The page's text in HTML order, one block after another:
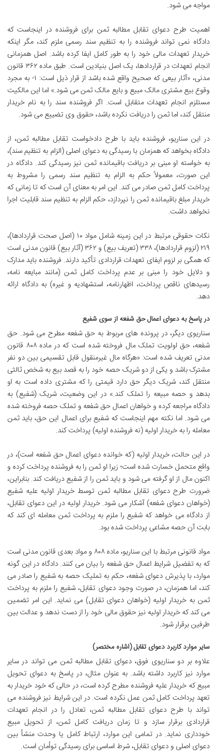
مواجه می شود.
اهمیت طرح دعوای تقابل مطالبه ثمن برای فروشنده در اینجاست که
دادگاه نمی تواند فروشنده را به تنظیم سند رسمی ملزم کند، مگر اینکه
خریدار تعهدات مالی خود را به طور کامل ایفا کرده باشد. اصل همزمانی
انجام تعهدات در قراردادها، یک اصل بنیادین است. طبق ماده ۳۶۲ قانون
مدنی، «آثار بیعی که صحیح واقع شده باشد از قرار ذیل است: ۱- به مجرد
وقوع بیع مشتری مالک مبیع و بایع مالک ثمن می شود.» اما این مالکیت
مستلزم انجام تعهدات متقابل است. اگر فروشنده سند را به نام خریدار
منتقل کند، اما ثمن را دریافت نکرده باشد، حقوق وی تضییع می شود.
در این سناریو، فروشنده باید با طرح دادخواست تقابل مطالبه ثمن، از
دادگاه بخواهد که همزمان با رسیدگی به دعوای اصلی (الزام به تنظیم سند)،
به خواسته او مبنی بر دریافت باقیمانده ثمن نیز رسیدگی کند. دادگاه در
این صورت، معمولاً حکم به الزام به تنظیم سند رسمی را مشروط به
پرداخت کامل ثمن صادر می کند. این امر به معنای آن است که تا زمانی که
خریدار مبلغ باقیمانده ثمن را نپردازد، حکم الزام به تنظیم سند قابلیت اجرا
نخواهد داشت.
نکات حقوقی مرتبط در این زمینه شامل مواد ۱۰ (اصل صحت قراردادها)،
۲۱۹ (لزوم قراردادها)، ۳۳۸ (تعریف بیع) و ۳۶۲ (آثار بیع) قانون مدنی است
که همگی بر لزوم ایفای تعهدات قراردادی تأکید دارند. فروشنده باید مدارک
و دلایل خود را مبنی بر عدم پرداخت کامل ثمن (مانند مبایعه نامه،
رسیدهای ناقص پرداخت، اظهارنامه، استشهادیه و غیره) به دادگاه ارائه
دهد.
در پاسخ به دعوای اعمال حق شفعه از سوی شفیع
سناریوی دیگر، در پرونده های مربوط به حق شفعه مطرح می شود. حق
شفعه، حق اولویت تملک مال فروخته شده است که در ماده ۸۰۸ قانون
مدنی تعریف شده است: «هرگاه مال غیرمنقول قابل تقسیمی بین دو نفر
مشترک باشد و یکی از دو شریک حصه خود را به قصد بیع به شخص ثالثی
منتقل کند، شریک دیگر حق دارد قیمتی را که مشتری داده است به او
بدهد و حصه مبیعه را تملک کند.» در این وضعیت، شریک (شفیع) به
دادگاه مراجعه کرده و خواهان اعمال حق شفعه و تملک حصه فروخته شده
می شود. اما نکته مهم اینجاست که شفیع برای اعمال این حق، باید ثمن
معامله را به خریدار اولیه (نه فروشنده اولیه) پرداخت کند.
در این حالت، خریدار اولیه (که خوانده دعوای اعمال حق شفعه است)، در
واقع متحمل خسارت شده است؛ زیرا او ثمن را به فروشنده پرداخت کرده و
اکنون مال از او گرفته می شود و باید ثمن را از شفیع دریافت کند. بنابراین،
ضرورت طرح دعوای تقابل مطالبه ثمن توسط خریدار اولیه علیه شفیع
(خواهان دعوای شفعه) آشکار می شود. خریدار اولیه در این دعوای تقابل،
از دادگاه می خواهد که شفیع را ملزم به پرداخت ثمن معامله ای کند که
بابت آن حصه مشاعی پرداخت شده بود.
مواد قانونی مرتبط با این سناریو، ماده ۸۰۸ و مواد بعدی قانون مدنی است
که به تفضیل شرایط اعمال حق شفعه را بیان می کنند. دادگاه در این گونه
موارد، با پذیرش دعوای شفعه، حکم به تملیک حصه به شفیع را صادر می
کند، اما همزمان، در صورت وجود دعوای تقابل، شفیع را ملزم به پرداخت
ثمن به خریدار اولیه (خواهان دعوای تقابل) می نماید. این امر تضمین
می کند که خریدار اولیه نیز حقوق مالی خود را از دست ندهد و عدالت بین
طرفین برقرار شود.
سایر موارد کاربرد دعوای تقابل (اشاره مختصر)
علاوه بر دو سناریوی فوق، دعوای تقابل مطالبه ثمن می تواند در سایر
موارد نیز کاربرد داشته باشد. به عنوان مثال، در پاسخ به دعوای تحویل
مبیع که خریدار علیه فروشنده مطرح کرده است، در حالی که خود خریدار به
تعهد پرداخت کامل ثمن عمل نکرده است. در این شرایط نیز فروشنده می
تواند با طرح دعوای تقابل مطالبه ثمن، تعادل را در انجام تعهدات
قراردادی برقرار سازد و تا زمان دریافت کامل ثمن، از تحویل مبیع
خودداری نماید. در تمامی این موارد، ارتباط کامل یا وحدت منشأ بین
دعوای اصلی و دعوای تقابل، شرط اساسی برای رسیدگی توأمان است.